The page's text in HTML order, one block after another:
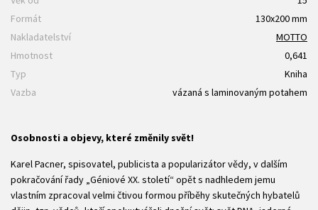
Formát
130x200 mm
Nakladatelství
MOTTO
Hmotnost
0,641
Typ
Kniha
Vazba
vázaná s laminovaným potahem
Osobnosti a objevy, které změnily svět!
Karel Pacner, spisovatel, publicista a popularizátor vědy, v dalším
pokračování řady „Géniové XX. století“ opět s nadhledem jemu
vlastním zpracoval velmi čtivou formou příběhy skutečných hybatelů